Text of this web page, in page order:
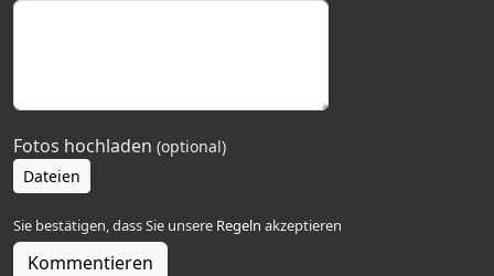
Fotos hochladen (optional)
Dateien
Sie bestätigen, dass Sie unsere Regeln akzeptieren
Kommentieren